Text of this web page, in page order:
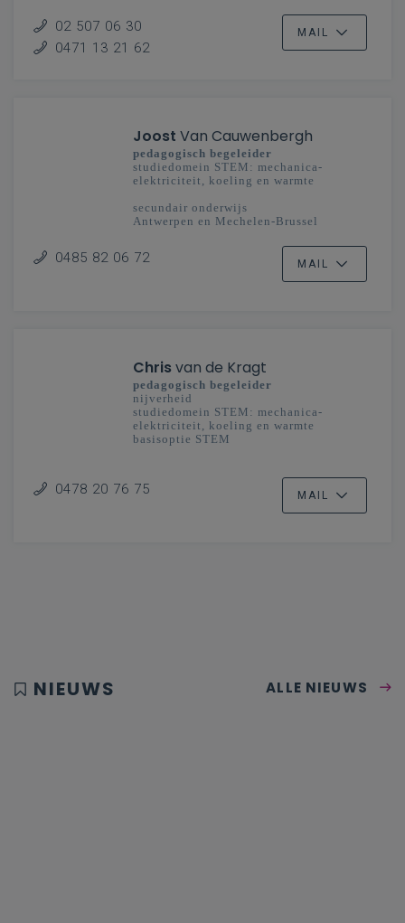
02 507 06 30
0471 13 21 62
MAIL
Joost Van Cauwenbergh
pedagogisch begeleider
studiedomein STEM: mechanica-
elektriciteit, koeling en warmte
secundair onderwijs
Antwerpen en Mechelen-Brussel
0485 82 06 72 MAIL
Chrisvan de Kragt
pedagogisch begeleider
nijverheid
studiedomein STEM: mechanica-
elektriciteit, koeling en warmte
basisoptie STEM
0478 20 76 75 MAIL
NIEUWS ALLE NIEUWS